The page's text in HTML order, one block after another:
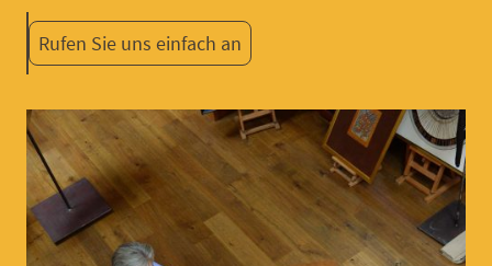
Rufen Sie uns einfach an